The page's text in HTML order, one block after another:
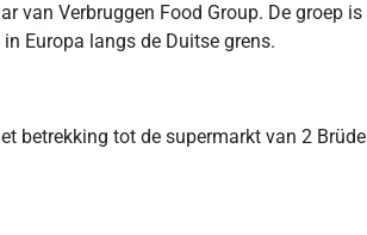
van Verbruggen Food Group. De groep
Europa langs de Duitse grens.
tot de supermarkt van 2